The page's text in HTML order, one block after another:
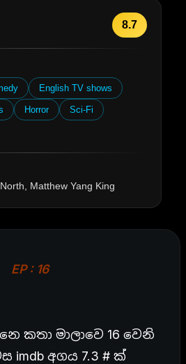
8.7
English TV shows
Horror Sci-Fi
Matthew Yang King
EP : 16
කතා මාලාවෙ 16 වෙනි
අගය 7.3 # ක්